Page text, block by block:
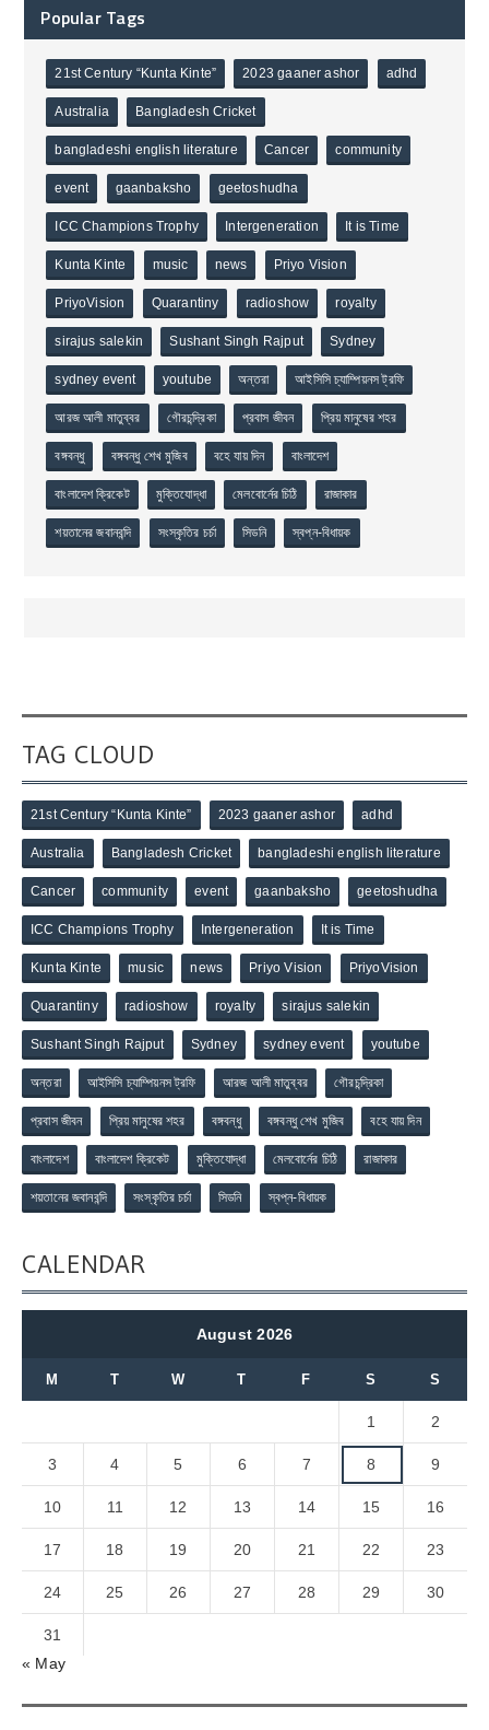
Popular Tags
21st Century “Kunta Kinte” 2023 gaaner ashor adhd
Australia Bangladesh Cricket
bangladeshi english literature Cancer community
event gaanbaksho geetoshudha
ICC Champions Trophy Intergeneration It is Time
Kunta Kinte music news Priyo Vision
PriyoVision Quarantiny radioshow royalty
sirajus salekin Sushant Singh Rajput Sydney
sydney event youtube অন্তরা আইসিসি চ্যাম্পিয়নস ট্রফি
আরজ আলী মাতুব্বর গৌরচন্দ্রিকা প্রবাস জীবন প্রিয় মানুষের শহর
বঙ্গবন্ধু বঙ্গবন্ধু শেখ মুজিব বহে যায় দিন বাংলাদেশ
বাংলাদেশ ক্রিকেট মুক্তিযোদ্ধা মেলবোর্নের চিঠি রাজাকার
শয়তানের জবানবন্দি সংস্কৃতির চর্চা সিডনি স্বপ্ন-বিধায়ক
TAG CLOUD
21st Century “Kunta Kinte” 2023 gaaner ashor adhd
Australia Bangladesh Cricket bangladeshi english literature
Cancer community event gaanbaksho geetoshudha
ICC Champions Trophy Intergeneration It is Time
Kunta Kinte music news Priyo Vision PriyoVision
Quarantiny radioshow royalty sirajus salekin
Sushant Singh Rajput Sydney sydney event youtube
অন্তরা আইসিসি চ্যাম্পিয়নস ট্রফি আরজ আলী মাতুব্বর গৌরচন্দ্রিকা
প্রবাস জীবন প্রিয় মানুষের শহর বঙ্গবন্ধু বঙ্গবন্ধু শেখ মুজিব বহে যায় দিন
বাংলাদেশ বাংলাদেশ ক্রিকেট মুক্তিযোদ্ধা মেলবোর্নের চিঠি রাজাকার
শয়তানের জবানবন্দি সংস্কৃতির চর্চা সিডনি স্বপ্ন-বিধায়ক
CALENDAR
August 2026
M T W T F S S
1 2
3 4 5 6 7 8 9
10 11 12 13 14 15 16
17 18 19 20 21 22 23
24 25 26 27 28 29 30
31
« May